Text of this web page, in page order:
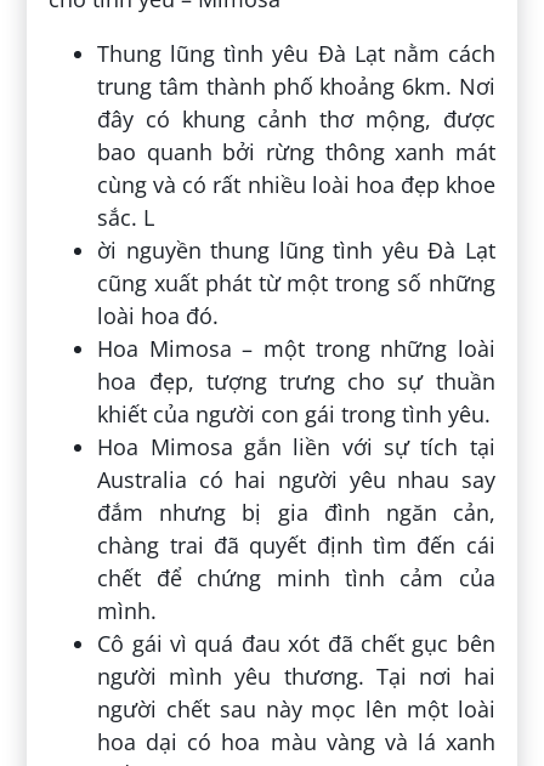
Thung lũng tình yêu Đà Lạt nằm cách
trung tâm thành phố khoảng 6km. Nơi
đây có khung cảnh thơ mộng, được
bao quanh bởi rừng thông xanh mát
cùng và có rất nhiều loài hoa đẹp khoe
sắc. L
ời nguyền thung lũng tình yêu Đà Lạt
cũng xuất phát từ một trong số những
loài hoa đó.
Hoa Mimosa – một trong những loài
hoa đẹp, tượng trưng cho sự thuần
khiết của người con gái trong tình yêu.
Hoa Mimosa gắn liền với sự tích tại
Australia có hai người yêu nhau say
đắm nhưng bị gia đình ngăn cản,
chàng trai đã quyết định tìm đến cái
chết để chứng minh tình cảm của
mình.
Cô gái vì quá đau xót đã chết gục bên
người mình yêu thương. Tại nơi hai
người chết sau này mọc lên một loài
hoa dại có hoa màu vàng và lá xanh